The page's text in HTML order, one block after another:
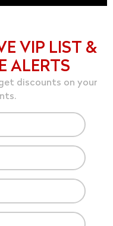
VIP LIST &
ALERTS
discounts on your